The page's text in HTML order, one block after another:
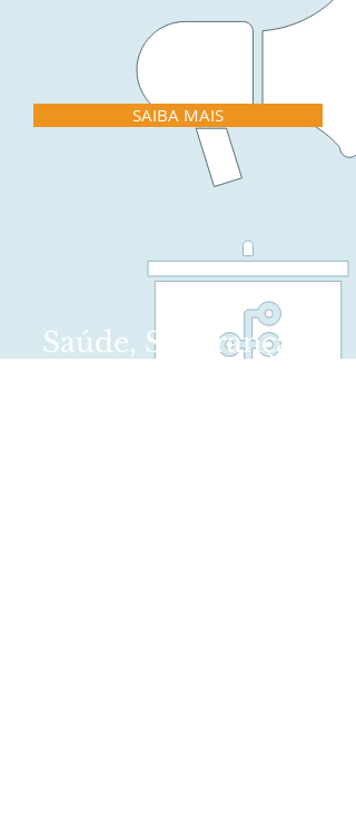
Risco
SAIBA MAIS
Saúde, Segurança e